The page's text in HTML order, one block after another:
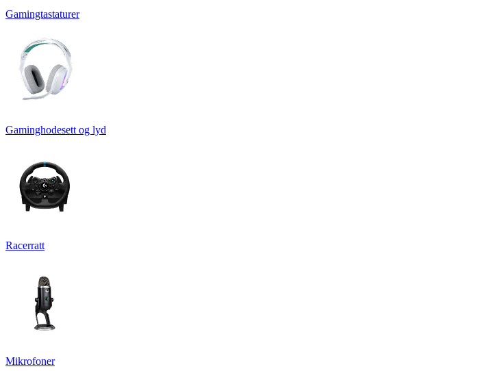
Gamingtastaturer
Gaminghodesett og lyd
Racerratt
Mikrofoner